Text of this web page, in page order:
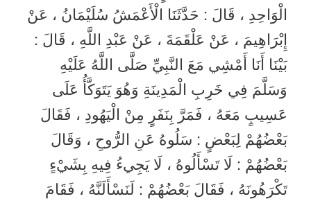
الْوَاحِدِ ، قَالَ : حَدَّثَنَا الْأَعْمَشُ سُلَيْمَانُ ، عَنْ
إِبْرَاهِيمَ ، عَنْ عَلْقَمَةَ ، عَنْ عَبْدِ اللَّهِ ، قَالَ :
بَيْنَا أَنَا أَمْشِي مَعَ النَّبِيِّ صَلَّى اللَّهُ عَلَيْهِ
وَسَلَّمَ فِي خَرِبِ الْمَدِينَةِ وَهُوَ يَتَوَكَّأُ عَلَى
عَسِيبٍ مَعَهُ ، فَمَرَّ بِنَفَرٍ مِنْ الْيَهُودِ ، فَقَالَ
بَعْضُهُمْ لِبَعْضٍ : سَلُوهُ عَنِ الرُّوحِ ، وَقَالَ
بَعْضُهُمْ : لَا تَسْأَلُوهُ ، لَا يَجِيءُ فِيهِ بِشَيْءٍ
تَكْرَهُونَهُ ، فَقَالَ بَعْضُهُمْ : لَنَسْأَلَنَّهُ ، فَقَامَ